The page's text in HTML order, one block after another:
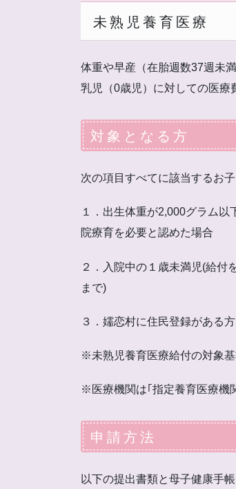
未熟児養育医療
体重や早産（在胎週数37週未
乳児（0歳児）に対しての医療
対象となる方
次の項目すべてに該当するお
１．出生体重が2,000グラム
院療育を必要と認めた場合
２．入院中の１歳未満児(給付
まで)
３．嬬恋村に住民登録がある方
※未熟児養育医療給付の対象
※医療機関は｢指定養育医療機
申請方法
以下の提出書類と母子健康手